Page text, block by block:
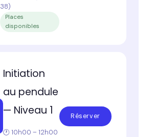
38)
Places
disponibles
Initiation
au pendule
— Niveau 1
🕐 10h00 – 12h00
Réserver